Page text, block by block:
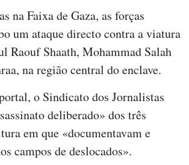
na Faixa de Gaza, as forças
um ataque directo contra a viatura
Raouf Shaath, Mohammad Salah
na região central do enclave.
o Sindicato dos Jornalistas
deliberado» dos três
em que «documentavam e
campos de deslocados».